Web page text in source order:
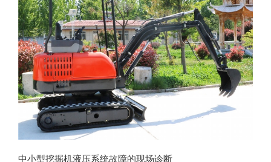
中小型挖掘机液压系统故障的现场诊断